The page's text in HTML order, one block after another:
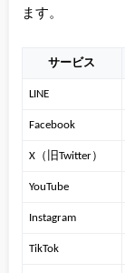
ます。
サービス
LINE
Facebook
X（旧Twitter）
YouTube
Instagram
TikTok